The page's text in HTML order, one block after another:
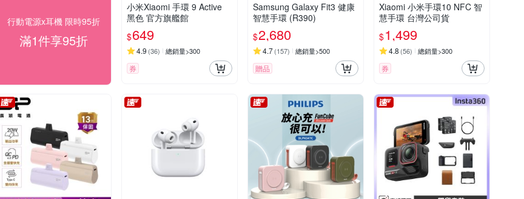
行動電源x耳機 限時95折
滿1件享95折
小米Xiaomi 手環 9 Active
黑色 官方旗艦館
$649
4.9 (36) 總銷量>300
券
Samsung Galaxy Fit3 健康
智慧手環 (R390)
$2,680
4.7(157) 總銷量>500
贈品
Xiaomi 小米手環10 NFC 智
慧手環 台灣公司貨
$1,499
4.8 (56) 總銷量>300
券